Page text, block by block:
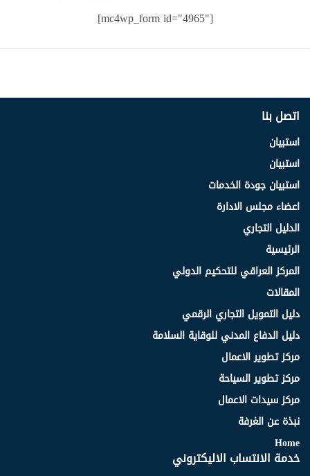
[mc4wp_form id="4965"]
اتصل بنا
استبيان
استبيان
استبيان جودة الخدمات
اعضاء مجلس الادارة
الدليل التجاري
الرئيسية
المركز العراقي للتحكيم الدولي
المقالات
دليل التمويل التجاري الرقمي
دليل الدفاع المدني للوقاية السلامة
مركز تطوير الاعمال
مركز تطوير السياحة
مركز سيدات الاعمال
نبذة عن الغرفة
Home
خدمة الانتساب الاليكتروني